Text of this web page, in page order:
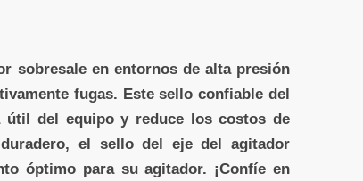
sobresale en entornos de alta presión
fugas. Este sello confiable del
útil del equipo y reduce los costos de
el sello del eje del agitador
óptimo para su agitador. ¡Confíe en